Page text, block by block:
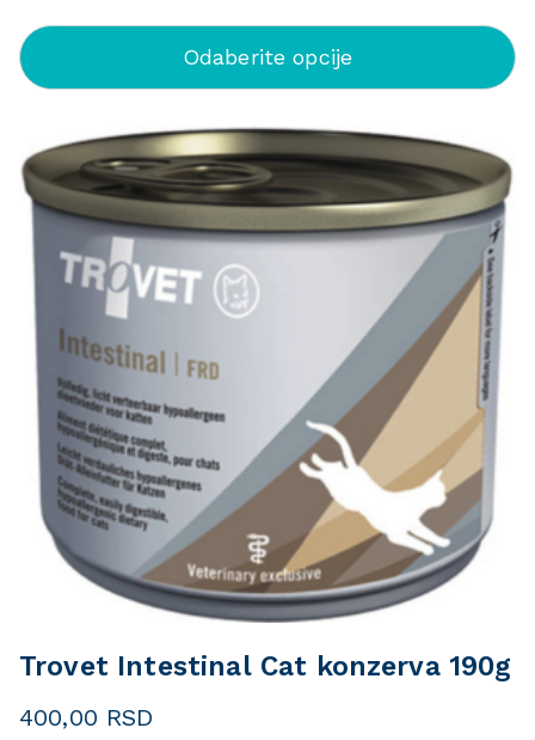
Odaberite opcije
Trovet Intestinal Cat konzerva 190g
400,00 RSD